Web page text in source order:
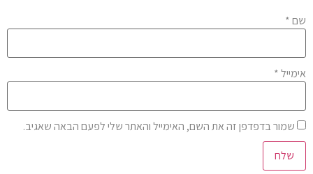
*
*
שמור בדפדפן זה את השם, האימייל והאתר שלי לפעם הבאה שאגיב.